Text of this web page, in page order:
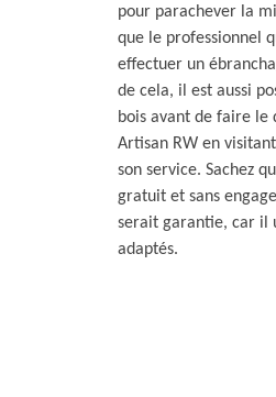
pour parachever la
que le professionnel
effectuer un
de cela, il est aussi
bois avant de faire le
Artisan RW en
son service. Sachez
gratuit et sans
serait garantie, car il
adaptés.